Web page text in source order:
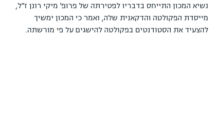
נשיא המכון התייחס בדבריו לפטירתה של פרופ' מיקי רונן ז"ל,
מייסדת הפקולטה והדקאנית שלה, ואמר כי המכון ימשיך
להצעיד את הסטודנטים בפקולטה להישגים על פי מורשתה.